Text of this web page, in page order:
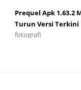
Prequel Apk 1.63.2
Turun Versi Terkini
fotografi